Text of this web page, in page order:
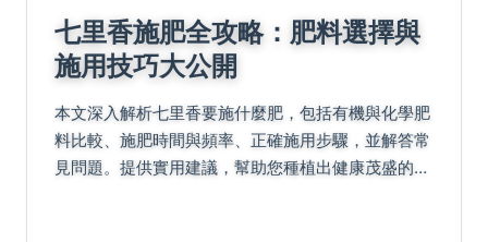
七里香施肥全攻略：肥料選擇與
施用技巧大公開
本文深入解析七里香要施什麼肥，包括有機與化學肥
料比較、施肥時間與頻率、正確施用步驟，並解答常
見問題。提供實用建議，幫助您種植出健康茂盛的七